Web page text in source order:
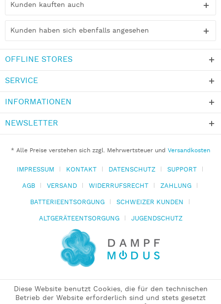
Kunden kauften auch
Kunden haben sich ebenfalls angesehen
OFFLINE STORES
SERVICE
INFORMATIONEN
NEWSLETTER
* Alle Preise verstehen sich zzgl. Mehrwertsteuer und Versandkosten
IMPRESSUM KONTAKT DATENSCHUTZ
SUPPORT
AGB
VERSAND WIDERRUFSRECHT
ZAHLUNG
BATTERIEENTSORGUNG
SCHWEIZER KUNDEN
ALTGERÄTEENTSORGUNG
JUGENDSCHUTZ
Diese Website benutzt Cookies, die für den technischen
Betrieb der Website erforderlich sind und stets gesetzt